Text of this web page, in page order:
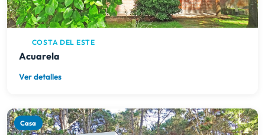
COSTA DEL ESTE
Acuarela
Ver detalles
Casa